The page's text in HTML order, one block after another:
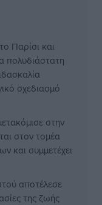
Παρίσι και
πολυδιάστατη
σχεδιασμό
στην
στον τομέα
και συμμετέχει
αποτέλεσε
της ζωής